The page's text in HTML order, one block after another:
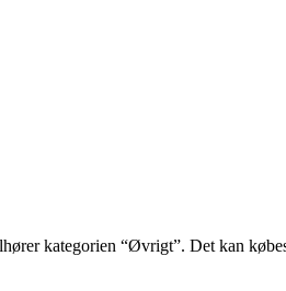
kategorien “Øvrigt”. Det kan